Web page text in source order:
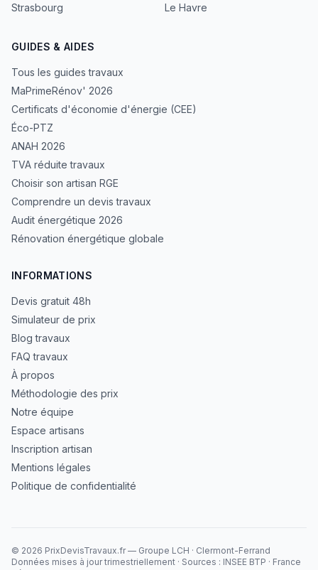
Strasbourg
Le Havre
GUIDES & AIDES
Tous les guides travaux
MaPrimeRénov' 2026
Certificats d'économie d'énergie (CEE)
Éco-PTZ
ANAH 2026
TVA réduite travaux
Choisir son artisan RGE
Comprendre un devis travaux
Audit énergétique 2026
Rénovation énergétique globale
INFORMATIONS
Devis gratuit 48h
Simulateur de prix
Blog travaux
FAQ travaux
À propos
Méthodologie des prix
Notre équipe
Espace artisans
Inscription artisan
Mentions légales
Politique de confidentialité
© 2026 PrixDevisTravaux.fr — Groupe LCH · Clermont-Ferrand
Données mises à jour trimestriellement · Sources : INSEE BTP · France